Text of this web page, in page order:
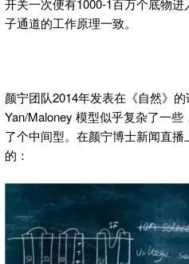
开关一次便有1000-1百万个底物
子通道的工作原理一致。
颜宁团队2014年发表在《自然》
Yan/Maloney 模型似乎复杂了一
了个中间型。在颜宁博士新闻直
的：